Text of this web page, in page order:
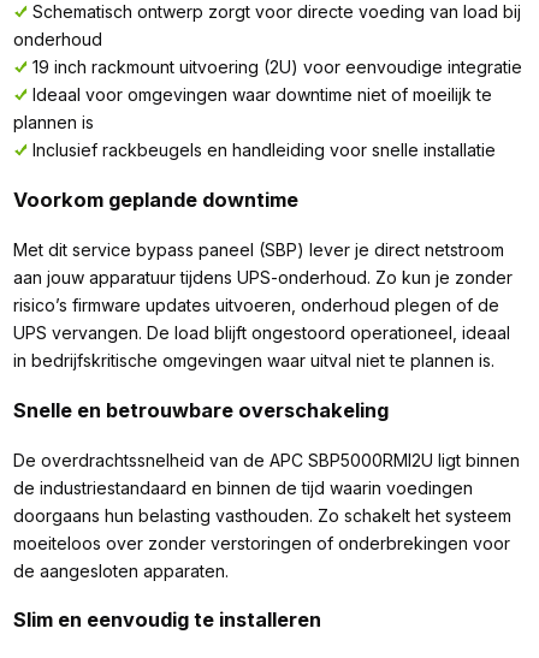
Schematisch ontwerp zorgt voor directe voeding van load bij
onderhoud
19 inch rackmount uitvoering (2U) voor eenvoudige integratie
Ideaal voor omgevingen waar downtime niet of moeilijk te
plannen is
Inclusief rackbeugels en handleiding voor snelle installatie
Voorkom geplande downtime
Met dit service bypass paneel (SBP) lever je direct netstroom
aan jouw apparatuur tijdens UPS-onderhoud. Zo kun je zonder
risico’s firmware updates uitvoeren, onderhoud plegen of de
UPS vervangen. De load blijft ongestoord operationeel, ideaal
in bedrijfskritische omgevingen waar uitval niet te plannen is.
Snelle en betrouwbare overschakeling
De overdrachtssnelheid van de APC SBP5000RMI2U ligt binnen
de industriestandaard en binnen de tijd waarin voedingen
doorgaans hun belasting vasthouden. Zo schakelt het systeem
moeiteloos over zonder verstoringen of onderbrekingen voor
de aangesloten apparaten.
Slim en eenvoudig te installeren